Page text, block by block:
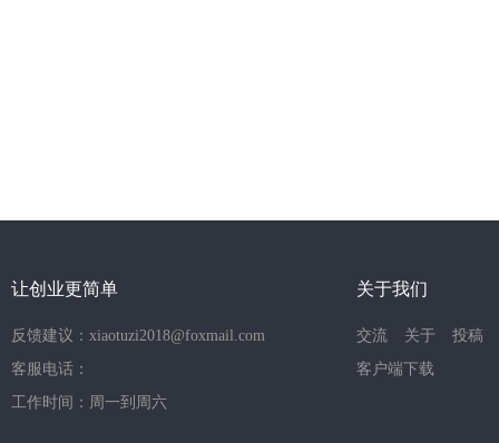
让创业更简单
反馈建议：xiaotuzi2018@foxmail.com
客服电话：
工作时间：周一到周六
关于我们
交流 关于
投稿
客户端下载